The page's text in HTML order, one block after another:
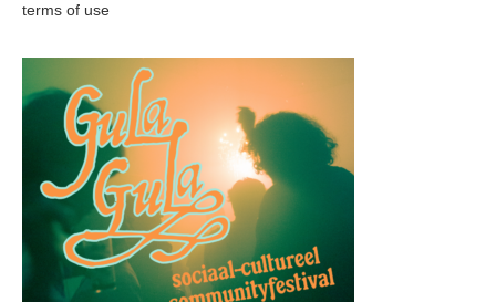
terms of use